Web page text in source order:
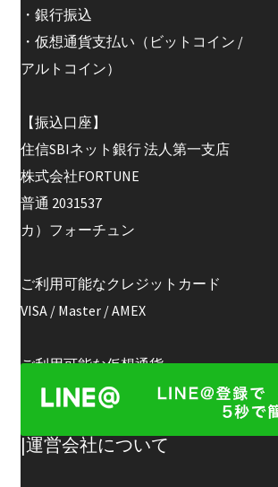
・銀行振込
・仮想通貨支払い（ビットコイン /
アルトコイン）
【振込口座】
住信SBIネット銀行 法人第一支店
株式会社FORTUNE
普通 2031537
カ）フォーチュン
ご利用可能なクレジットカード
VISA / Master / AMEX
ご利用可能な仮想通貨
ビットコイン、ビットコインキャッシ
|運営会社について